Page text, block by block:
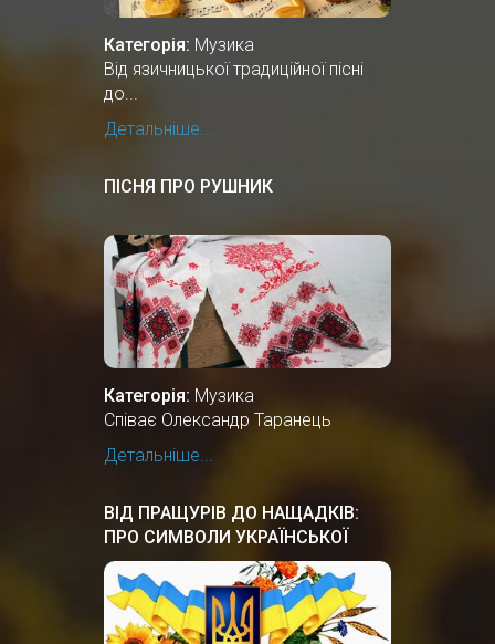
Категорія: Музика
Від язичницької традиційної пісні
до...
Детальніше...
ПІСНЯ ПРО РУШНИК
Категорія: Музика
Співає Олександр Таранець
Детальніше...
ВІД ПРАЩУРІВ ДО НАЩАДКІВ:
ПРО СИМВОЛИ УКРАЇНСЬКОЇ
ДЕРЖАВНОСТІ